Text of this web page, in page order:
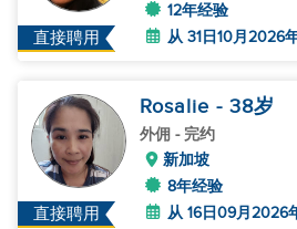
直接聘用
12年经验
从 31日10月2026
直接聘用
Rosalie - 38岁
外佣 - 完约
新加坡
8年经验
从 16日09月2026